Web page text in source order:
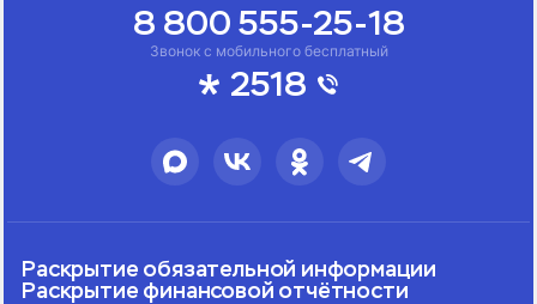
Звонок с мобильного бесплатный
2518
8 800 555-25-18
Раскрытие обязательной информации
Раскрытие финансовой отчётности